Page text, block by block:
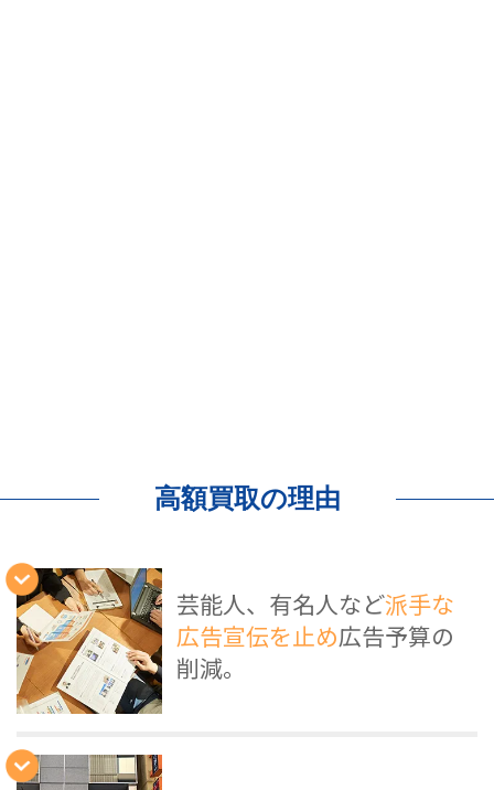
高額買取の理由
芸能人、有名人など派手な
広告宣伝を止め広告予算の
削減。